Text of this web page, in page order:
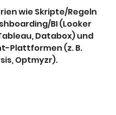
wie Skripte/Regeln
BI (Looker
Databox) und
Plattformen (z. B.
Optmyzr).